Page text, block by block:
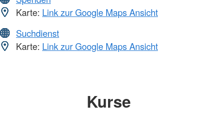
Karte: Link zur Google Maps Ansicht
Suchdienst
Karte: Link zur Google Maps Ansicht
Kurse